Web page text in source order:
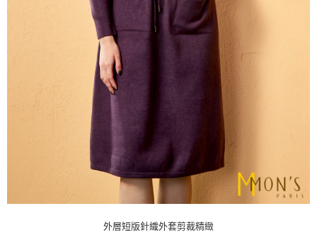
外層短版針織外套剪裁精緻